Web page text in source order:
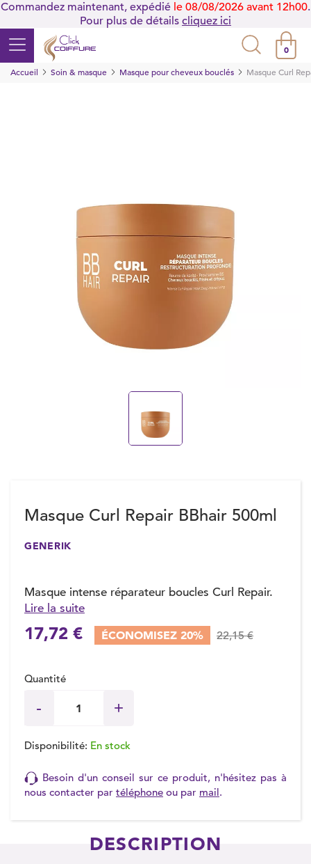
Commandez maintenant, expédié le 08/08/2026 avant 12h00.
Pour plus de détails cliquez ici
0
Accueil
Soin & masque Masque pour cheveux bouclés Masque Curl
Masque Curl Repair BBhair 500ml
GENERIK
Masque intense réparateur boucles Curl Repair.
Lire la suite
17,72 € ÉCONOMISEZ 20% 22,15 €
Quantité
Disponibilité: En stock
Besoin d'un conseil sur ce produit, n'hésitez pas à
nous contacter par téléphone ou par mail.
DESCRIPTION